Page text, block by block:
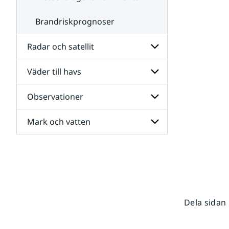
Brandriskprognoser
Radar och satellit
Undersidor
för
Radar
och
satellit
Väder till havs
Undersidor
för
Väder
till
havs
Observationer
Undersidor
för
Mark och vatten
Dela sidan